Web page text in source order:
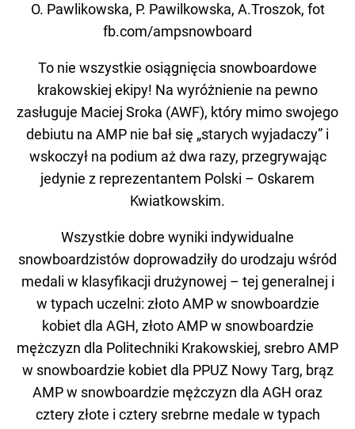
O. Pawlikowska, P. Pawilkowska, A.Troszok, fot
fb.com/ampsnowboard
To nie wszystkie osiągnięcia snowboardowe
krakowskiej ekipy! Na wyróżnienie na pewno
zasługuje Maciej Sroka (AWF), który mimo swojego
debiutu na AMP nie bał się „starych wyjadaczy” i
wskoczył na podium aż dwa razy, przegrywając
jedynie z reprezentantem Polski – Oskarem
Kwiatkowskim.
Wszystkie dobre wyniki indywidualne
snowboardzistów doprowadziły do urodzaju wśród
medali w klasyfikacji drużynowej – tej generalnej i
w typach uczelni: złoto AMP w snowboardzie
kobiet dla AGH, złoto AMP w snowboardzie
mężczyzn dla Politechniki Krakowskiej, srebro AMP
w snowboardzie kobiet dla PPUZ Nowy Targ, brąz
AMP w snowboardzie mężczyzn dla AGH oraz
cztery złote i cztery srebrne medale w typach